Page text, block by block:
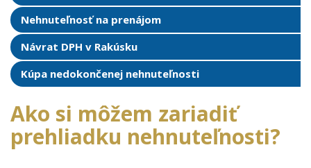
Nehnuteľnosť na prenájom
Návrat DPH v Rakúsku
Kúpa nedokončenej nehnuteľnosti
Ako si môžem zariadiť
prehliadku nehnuteľnosti?